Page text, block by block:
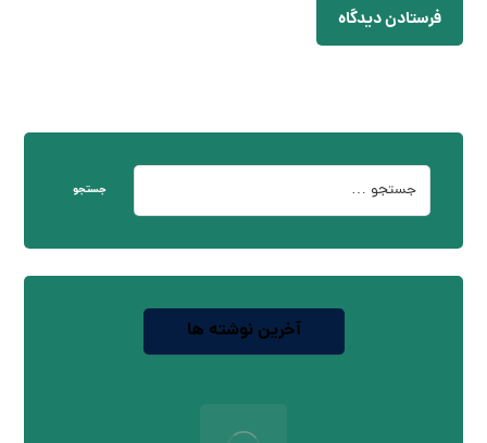
فرستادن دیدگاه
جستجو
آخرین نوشته ها